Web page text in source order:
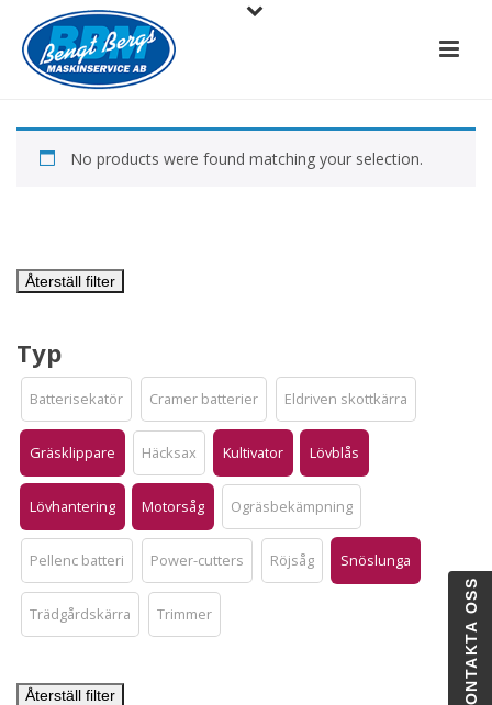
No products were found matching your selection.
Återställ filter
Typ
Batterisekatör Cramer batterier Eldriven skottkärra
Gräsklippare Häcksax Kultivator Lövblås
Lövhantering Motorsåg Ogräsbekämpning
Pellenc batteri Power-cutters Röjsåg Snöslunga
Trädgårdskärra Trimmer
Återställ filter KONTAKTA OSS